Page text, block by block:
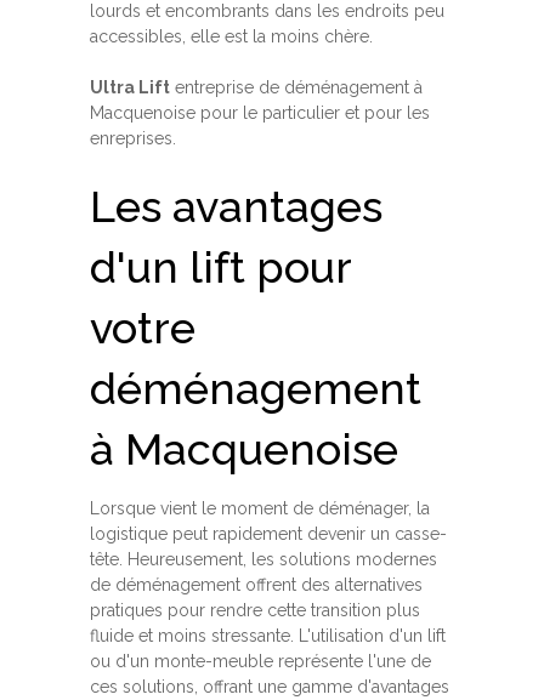
lourds et encombrants dans les endroits peu
accessibles, elle est la moins chère.
Ultra Lift entreprise de déménagement à
Macquenoise pour le particulier et pour les
enreprises.
Les avantages
d'un lift pour
votre
déménagement
à Macquenoise
Lorsque vient le moment de déménager, la
logistique peut rapidement devenir un casse-
tête. Heureusement, les solutions modernes
de déménagement offrent des alternatives
pratiques pour rendre cette transition plus
fluide et moins stressante. L'utilisation d'un lift
ou d'un monte-meuble représente l'une de
ces solutions, offrant une gamme d'avantages